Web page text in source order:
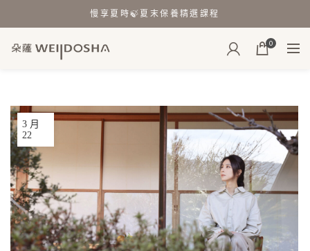
慢享夏時🍃夏末保養精選課程
0
22
3 月